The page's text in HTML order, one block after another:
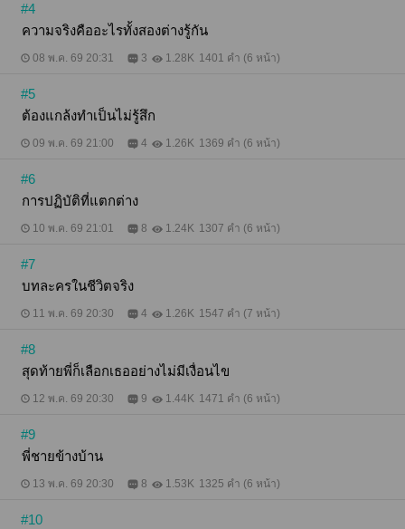
#4
ความจริงคืออะไรทั้งสองต่างรู้กัน
08 พ.ค. 69 20:31 3 1.28K 1401 คำ (6 หน้า)
#5
ต้องแกล้งทำเป็นไม่รู้สึก
09 พ.ค. 69 21:00 4 1.26K 1369 คำ (6 หน้า)
#6
การปฏิบัติที่แตกต่าง
10 พ.ค. 69 21:01 8 1.24K 1307 คำ (6 หน้า)
#7
บทละครในชีวิตจริง
11 พ.ค. 69 20:30 4 1.26K 1547 คำ (7 หน้า)
#8
สุดท้ายพี่ก็เลือกเธออย่างไม่มีเงื่อนไข
12 พ.ค. 69 20:30 9 1.44K 1471 คำ (6 หน้า)
#9
พี่ชายข้างบ้าน
13 พ.ค. 69 20:30 8 1.53K 1325 คำ (6 หน้า)
#10